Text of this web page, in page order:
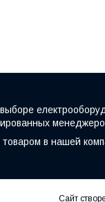
в нашей
Сайт